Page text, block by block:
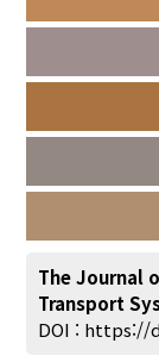
Year(s) :
Search
The Journal
Transport
DOI : https://